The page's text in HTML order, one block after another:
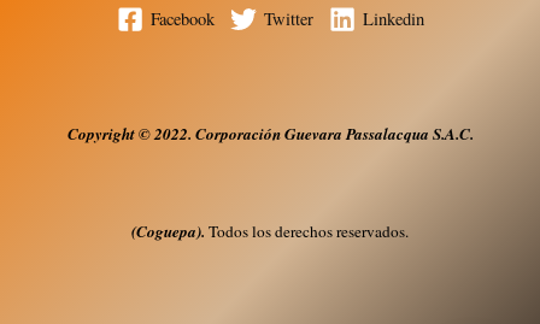
Facebook Twitter Linkedin
Copyright© 2022. Corporación Guevara Passalacqua S.A.C.
(Coguepa). Todos los derechos reservados.